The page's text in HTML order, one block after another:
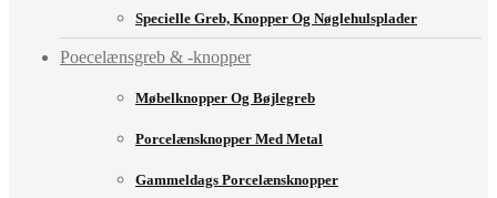
Specielle Greb, Knopper Og Nøglehulsplader
Poecelænsgreb & -knopper
Møbelknopper Og Bøjlegreb
Porcelænsknopper Med Metal
Gammeldags Porcelænsknopper